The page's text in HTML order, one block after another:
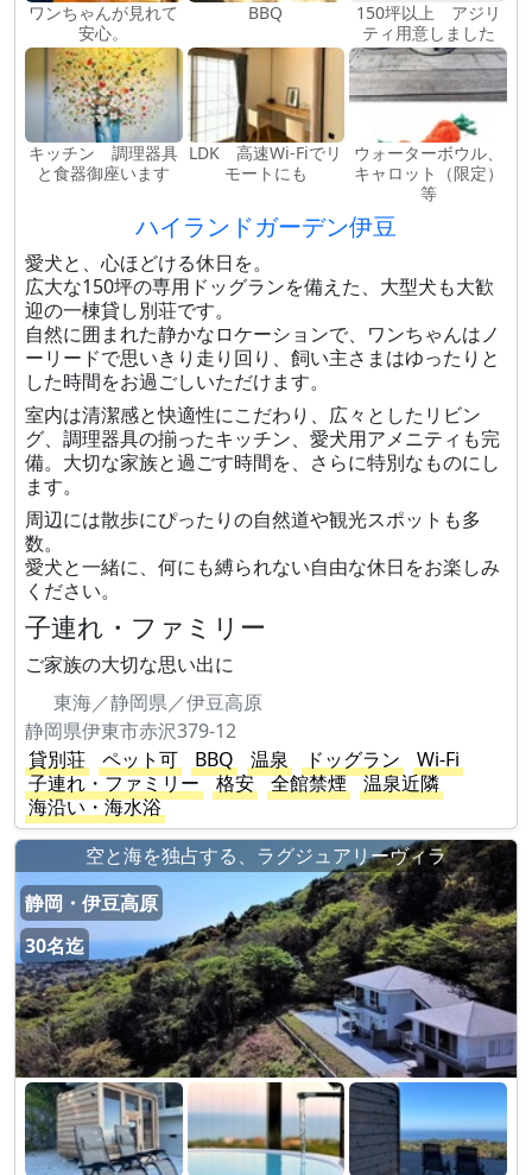
ワンちゃんが見れて
安心。
BBQ
150坪以上 アジリ
ティ用意しました
キッチン 調理器具
と食器御座います
LDK 高速Wi-Fiでリ
モートにも
ウォーターボウル、
キャロット（限定）
等
ハイランドガーデン伊豆
愛犬と、心ほどける休日を。
広大な150坪の専用ドッグランを備えた、大型犬も大歓
迎の一棟貸し別荘です。
自然に囲まれた静かなロケーションで、ワンちゃんはノ
ーリードで思いきり走り回り、飼い主さまはゆったりと
した時間をお過ごしいただけます。
室内は清潔感と快適性にこだわり、広々としたリビン
グ、調理器具の揃ったキッチン、愛犬用アメニティも完
備。大切な家族と過ごす時間を、さらに特別なものにし
ます。
周辺には散歩にぴったりの自然道や観光スポットも多
数。
愛犬と一緒に、何にも縛られない自由な休日をお楽しみ
ください。
子連れ・ファミリー
ご家族の大切な思い出に
東海／静岡県／伊豆高原
静岡県伊東市赤沢379-12
貸別荘
ペット可 BBQ 温泉 ドッグラン
Wi-Fi
子連れ・ファミリー
格安 全館禁煙
温泉近隣
海沿い・海水浴
空と海を独占する、ラグジュアリーヴィラ
静岡・伊豆高原
30名迄